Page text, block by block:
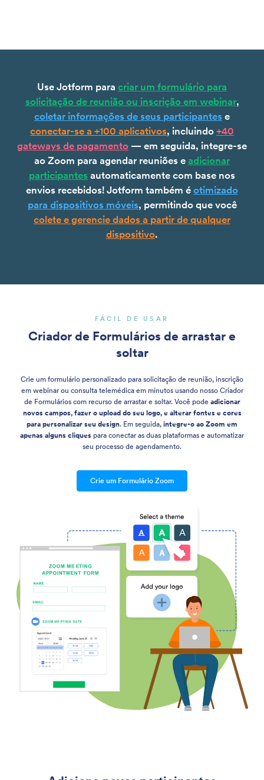
Use Jotform para criar um formulário para
solicitação de reunião ou inscrição em webinar,
coletar informações de seus participantes e
conectar-se a +100 aplicativos, incluindo+40
gateways de pagamento — em seguida, integre-se
ao Zoom para agendar reuniões eadicionar
participantes automaticamente com base nos
envios recebidos! Jotform também éotimizado
para dispositivos móveis, permitindo que você
colete e gerencie dados a partir de qualquer
dispositivo.
FÁCIL DE USAR
Criador de Formulários de arrastar e
soltar
Crie um formulário personalizado para solicitação de reunião, inscrição
em webinar ou consulta telemédica em minutos usando nosso Criador
de Formulários com recurso de arrastar e soltar. Você pode adicionar
novos campos, fazer o upload do seu logo, e alterar fontes e cores
para personalizar seu design. Em seguida, integre-o ao Zoom em
apenas alguns cliques para conectar as duas plataformas e automatizar
seu processo de agendamento.
Crie um Formulário Zoom